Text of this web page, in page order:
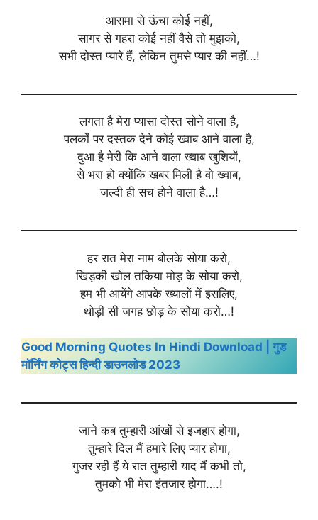
आसमा से ऊंचा कोई नहीं,
सागर से गहरा कोई नहीं वैसे तो मुझको,
सभी दोस्त प्यारे हैं, लेकिन तुमसे प्यार की नहीं…!
लगता है मेरा प्यासा दोस्त सोने वाला है,
पलकों पर दस्तक देने कोई ख्वाब आने वाला है,
दुआ है मेरी कि आने वाला ख्वाब खुशियों,
से भरा हो क्योंकि खबर मिली है वो ख्वाब,
जल्दी ही सच होने वाला है…!
हर रात मेरा नाम बोलके सोया करो,
खिड़की खोल तकिया मोड़ के सोया करो,
हम भी आयेंगे आपके ख्यालों में इसलिए,
थोड़ी सी जगह छोड़ के सोया करो…!
Good Morning Quotes In Hindi Download | गुड
मॉर्निंग कोट्स हिन्दी डाउनलोड 2023
जाने कब तुम्हारी आंखों से इजहार होगा,
तुम्हारे दिल मैं हमारे लिए प्यार होगा,
गुजर रही हैं ये रात तुम्हारी याद मैं कभी तो,
तुमको भी मेरा इंतजार होगा….!